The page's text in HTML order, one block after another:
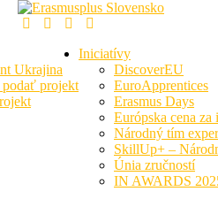
Ukrajina
podať projekt
Iniciatívy
DiscoverEU
EuroApprentices
Erasmus Days
Európska cena
Národný tím
SkillUp+ –
Únia zručností
IN AWARDS